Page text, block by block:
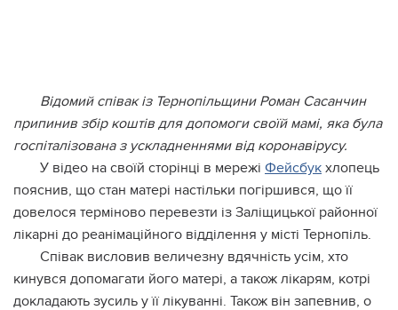
Відомий співак із Тернопільщини Роман Сасанчин
припинив збір коштів для допомоги своїй мамі, яка була
госпіталізована з ускладненнями від коронавірусу.
У відео на своїй сторінці в мережі Фейсбук хлопець
пояснив, що стан матері настільки погіршився, що її
довелося терміново перевезти із Заліщицької районної
лікарні до реанімаційного відділення у місті Тернопіль.
Співак висловив величезну вдячність усім, хто
кинувся допомагати його матері, а також лікарям, котрі
докладають зусиль у її лікуванні. Також він запевнив, о